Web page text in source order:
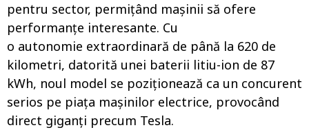
pentru sector, permițând mașinii să ofere
performanțe interesante. Cu
o autonomie extraordinară de până la 620 de
kilometri, datorită unei baterii litiu-ion de 87
kWh, noul model se poziționează ca un concurent
serios pe piața mașinilor electrice, provocând
direct giganți precum Tesla.